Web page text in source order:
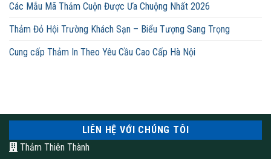
Các Mẫu Mã Thảm Cuộn Được Ưa Chuộng Nhất 2026
Thảm Đỏ Hội Trường Khách Sạn – Biểu Tượng Sang Trọng
Cung cấp Thảm In Theo Yêu Cầu Cao Cấp Hà Nội
LIÊN HỆ VỚI CHÚNG TÔI
Thảm Thiên Thành